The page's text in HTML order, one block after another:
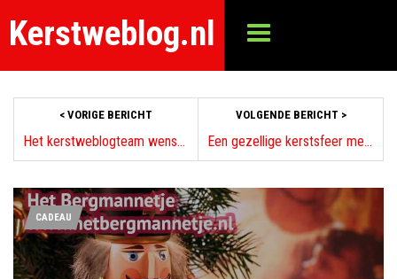
Kerstweblog.nl
< VORIGE BERICHT
Het kerstweblogteam wenst u fijne dagen
VOLGENDE BERICHT >
Een gezellige kerstsfeer met de mooiste kerstballen
CADEAU